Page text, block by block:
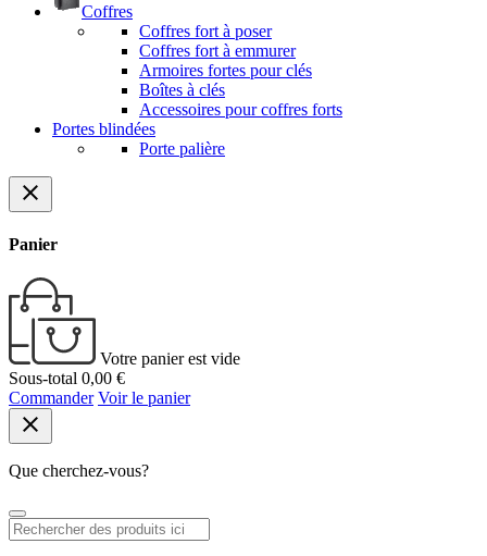
Coffres
Coffres fort à poser
Coffres fort à emmurer
Armoires fortes pour clés
Boîtes à clés
Accessoires pour coffres forts
Portes blindées
Porte palière
close
Panier
Votre panier est vide
Sous-total 0,00 €
Commander Voir le panier
close
Que cherchez-vous?